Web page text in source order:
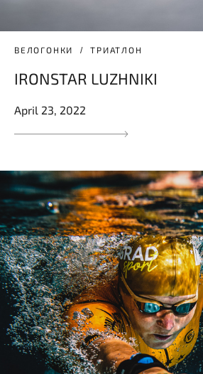
ВЕЛОГОНКИ ТРИАТЛОН
IRONSTAR LUZHNIKI
April 23, 2022